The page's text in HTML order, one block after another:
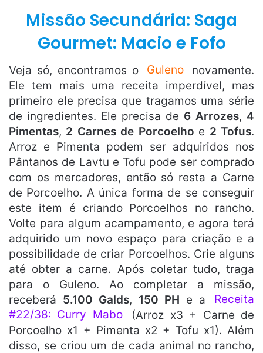
Missão Secundária: Saga
Gourmet: Macio e Fofo
Veja só, encontramos o Guleno
novamente.
Ele tem mais uma receita imperdível, mas
primeiro ele precisa que tragamos uma série
de ingredientes. Ele precisa de 6 Arrozes, 4
Pimentas, 2 Carnes de Porcoelho e 2 Tofus.
Arroz e Pimenta podem ser adquiridos nos
Pântanos de Lavtu e Tofu pode ser comprado
com os mercadores, então só resta a Carne
de Porcoelho. A única forma de se conseguir
este item é criando Porcoelhos no rancho.
Volte para algum acampamento, e agora terá
adquirido um novo espaço para criação e a
possibilidade de criar Porcoelhos. Crie alguns
até obter a carne. Após coletar tudo, traga
para o Guleno. Ao completar a missão,
receberá 5.100 Galds, 150 PH e a
Receita
#22/38: Curry Mabo
(Arroz x3 + Carne de
Porcoelho x1 + Pimenta x2 + Tofu x1). Além
disso, se criou um de cada animal no rancho,